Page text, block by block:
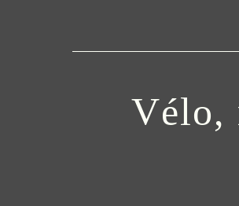
Vélo,